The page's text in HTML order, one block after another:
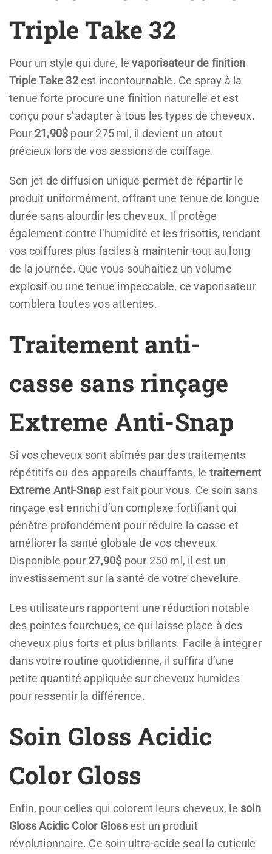
Triple Take 32
Pour un style qui dure, levaporisateur de finition
Triple Take 32est incontournable. Ce spray à la
tenue forte procure une finition naturelle et est
conçu pour s’adapter à tous les types de cheveux.
Pour 21,90$ pour 275 ml, il devient un atout
précieux lors de vos sessions de coiffage.
Son jet de diffusion unique permet de répartir le
produit uniformément, offrant une tenue de longue
durée sans alourdir les cheveux. Il protège
également contre l’humidité et les frisottis, rendant
vos coiffures plus faciles à maintenir tout au long
de la journée. Que vous souhaitiez un volume
explosif ou une tenue impeccable, ce vaporisateur
comblera toutes vos attentes.
Traitement anti-
casse sans rinçage
Extreme Anti-Snap
Si vos cheveux sont abîmés par des traitements
répétitifs ou des appareils chauffants, le traitement
Extreme Anti-Snap est fait pour vous. Ce soin sans
rinçage est enrichi d’un complexe fortifiant qui
pénètre profondément pour réduire la casse et
améliorer la santé globale de vos cheveux.
Disponible pour 27,90$ pour 250 ml, il est un
investissement sur la santé de votre chevelure.
Les utilisateurs rapportent une réduction notable
des pointes fourchues, ce qui laisse place à des
cheveux plus forts et plus brillants. Facile à intégrer
dans votre routine quotidienne, il suffira d’une
petite quantité appliquée sur cheveux humides
pour ressentir la différence.
Soin Gloss Acidic
Color Gloss
Enfin, pour celles qui colorent leurs cheveux, le soin
Gloss Acidic Color Glossest un produit
révolutionnaire. Ce soin ultra-acide seal la cuticule